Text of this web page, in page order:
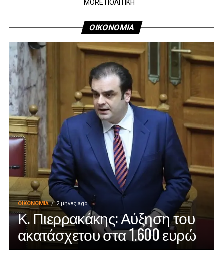
MORE ΠΟΛΙΤΙΚΗ
ΟΙΚΟΝΟΜΙΑ
ΟΙΚΟΝΟΜΊΑ 2 μήνες ago
Κ. Πιερρακάκης: Αύξηση του
ακατάσχετου στα 1.600 ευρώ